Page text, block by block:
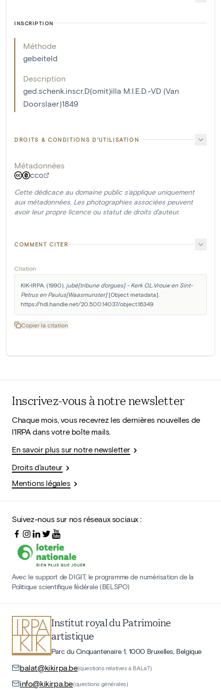
INSCRIPTION
Méthode
gebeiteld
Description
ged.schenk.inscr.D(omit)illa M.I.E.D.-VD (Van
Doorslaer)1849
DROITS & CONDITIONS D'UTILISATION
Métadonnées
CC0
Cette dédicace au domaine public s'applique uniquement
aux métadonnées. Les photographies associées peuvent
avoir leur propre licence ou statut de droits d'auteur.
COMMENT CITER
Citation
KIK-IRPA. (1990). jubé[tribune d'orgues] - Kerk O.L.Vrouw en Sint-
Petrus en Paulus[Waasmunster] [Object metadata].
https://hdl.handle.net/20.500.14037/object.16349
Copier la citation
Inscrivez-vous à notre newsletter
Chaque mois, vous recevrez les dernières nouvelles de
l'IRPA dans votre boîte mails.
En savoir plus sur notre newsletter
Droits d'auteur
Mentions légales
Suivez-nous sur nos réseaux sociaux :
Avec le support de DIGIT, le programme de numérisation de la
Politique scientifique fédérale (BELSPO)
Institut royal du Patrimoine
artistique
Parc du Cinquantenaire 1, 1000 Bruxelles, Belgique
balat@kikirpa.be(questions relatives à BALaT)
info@kikirpa.be(questions générales)